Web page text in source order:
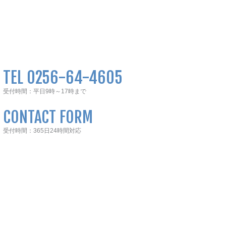
TEL 0256-64-4605
受付時間：平日9時～17時まで
CONTACT FORM
受付時間：365日24時間対応